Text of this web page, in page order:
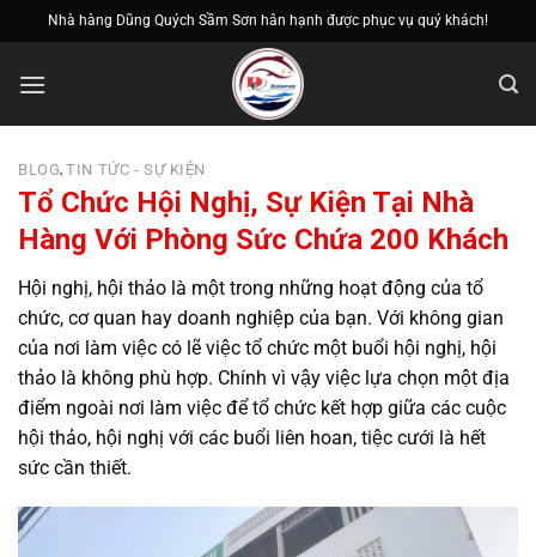
qua
nội
Nhà hàng Dũng Quých Sầm Sơn hân hạnh được phục vụ quý khách!
BLOG,TIN TỨC - SỰ KIỆN
Tổ Chức Hội Nghị, Sự Kiện Tại Nhà
Hàng Với Phòng Sức Chứa 200 Khách
Hội nghị, hội thảo là một trong những hoạt động của tổ
chức, cơ quan hay doanh nghiệp của bạn. Với không gian
của nơi làm việc có lẽ việc tổ chức một buổi hội nghị, hội
thảo là không phù hợp. Chính vì vậy việc lựa chọn một địa
điểm ngoài nơi làm việc để tổ chức kết hợp giữa các cuộc
hội thảo, hội nghị với các buổi liên hoan, tiệc cưới là hết
sức cần thiết.